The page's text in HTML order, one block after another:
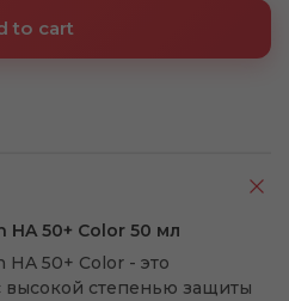
to cart
HA 50+ Color 50 мл
50+ Color - это
степенью защиты